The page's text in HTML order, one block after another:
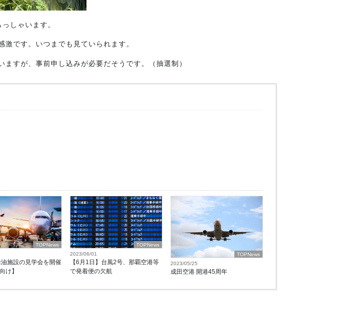
しゃいます。
です。いつまでも見ていられます。
すが、事前申し込みが必要だそうです。（抽選制）
TOPNews
施設の見学会を開催
け】
TOPNews
2023/06/01
【6月1日】台風2号、那覇空港等
で発着便の欠航
TOPNews
2023/05/25
成田空港 開港45周年